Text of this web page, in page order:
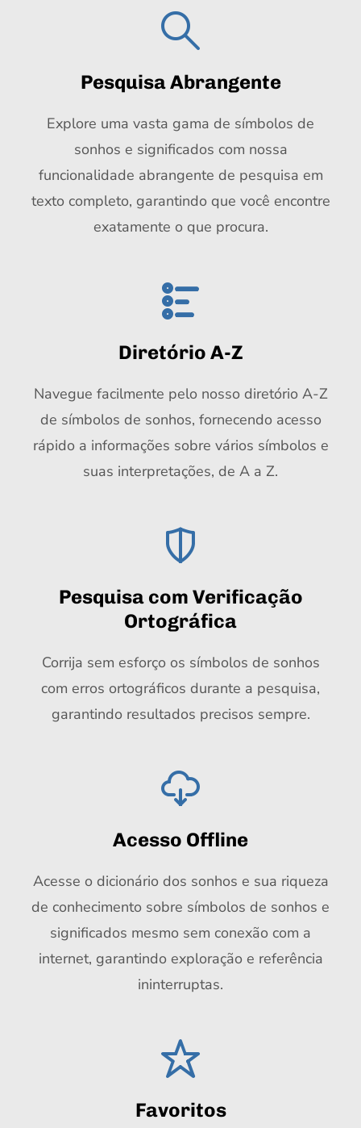
Pesquisa Abrangente
Explore uma vasta gama de símbolos de
sonhos e significados com nossa
funcionalidade abrangente de pesquisa em
texto completo, garantindo que você encontre
exatamente o que procura.
Diretório A-Z
Navegue facilmente pelo nosso diretório A-Z
de símbolos de sonhos, fornecendo acesso
rápido a informações sobre vários símbolos e
suas interpretações, de A a Z.
Pesquisa com Verificação
Ortográfica
Corrija sem esforço os símbolos de sonhos
com erros ortográficos durante a pesquisa,
garantindo resultados precisos sempre.
Acesso Offline
Acesse o dicionário dos sonhos e sua riqueza
de conhecimento sobre símbolos de sonhos e
significados mesmo sem conexão com a
internet, garantindo exploração e referência
ininterruptas.
Favoritos